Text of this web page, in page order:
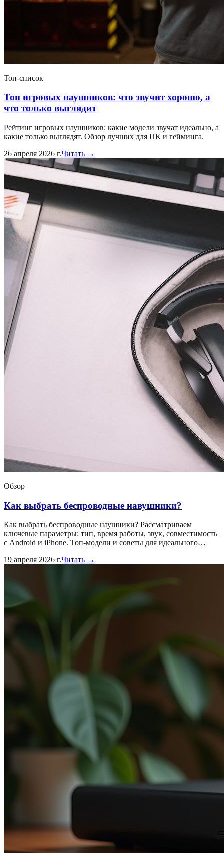
Топ-список
Топ игровых наушников: что звучит хорошо, а
что только выглядит
Рейтинг игровых наушников: какие модели звучат идеально, а
какие только выглядят. Обзор лучших для ПК и гейминга.
26 апреля 2026 г.Читать →
Обзор
Как выбрать беспроводные навушники?
Как выбрать беспроводные наушники? Рассматриваем
ключевые параметры: тип, время работы, звук, совместимость
с Android и iPhone. Топ-модели и советы для идеального…
19 апреля 2026 г.Читать →